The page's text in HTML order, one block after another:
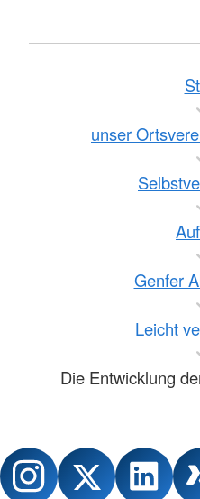
unser
Genfer
Leicht
Die Entwicklung